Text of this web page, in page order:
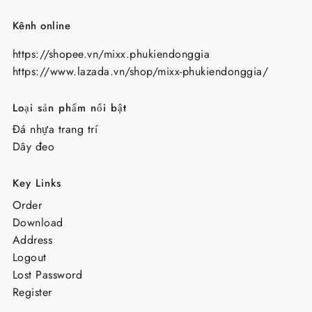
Kênh online
https://shopee.vn/mixx.phukiendonggia
https://www.lazada.vn/shop/mixx-phukiendonggia/
Loại sản phẩm nổi bật
Đá nhựa trang trí
Dây đeo
Key Links
Order
Download
Address
Logout
Lost Password
Register